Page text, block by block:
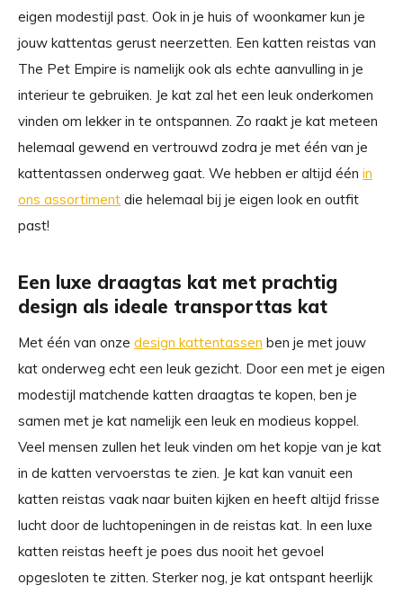
eigen modestijl past. Ook in je huis of woonkamer kun je
jouw kattentas gerust neerzetten. Een katten reistas van
The Pet Empire is namelijk ook als echte aanvulling in je
interieur te gebruiken. Je kat zal het een leuk onderkomen
vinden om lekker in te ontspannen. Zo raakt je kat meteen
helemaal gewend en vertrouwd zodra je met één van je
kattentassen onderweg gaat. We hebben er altijd één in
ons assortiment die helemaal bij je eigen look en outfit
past!
Een luxe draagtas kat met prachtig
design als ideale transporttas kat
Met één van onze design kattentassen ben je met jouw
kat onderweg echt een leuk gezicht. Door een met je eigen
modestijl matchende katten draagtas te kopen, ben je
samen met je kat namelijk een leuk en modieus koppel.
Veel mensen zullen het leuk vinden om het kopje van je kat
in de katten vervoerstas te zien. Je kat kan vanuit een
katten reistas vaak naar buiten kijken en heeft altijd frisse
lucht door de luchtopeningen in de reistas kat. In een luxe
katten reistas heeft je poes dus nooit het gevoel
opgesloten te zitten. Sterker nog, je kat ontspant heerlijk